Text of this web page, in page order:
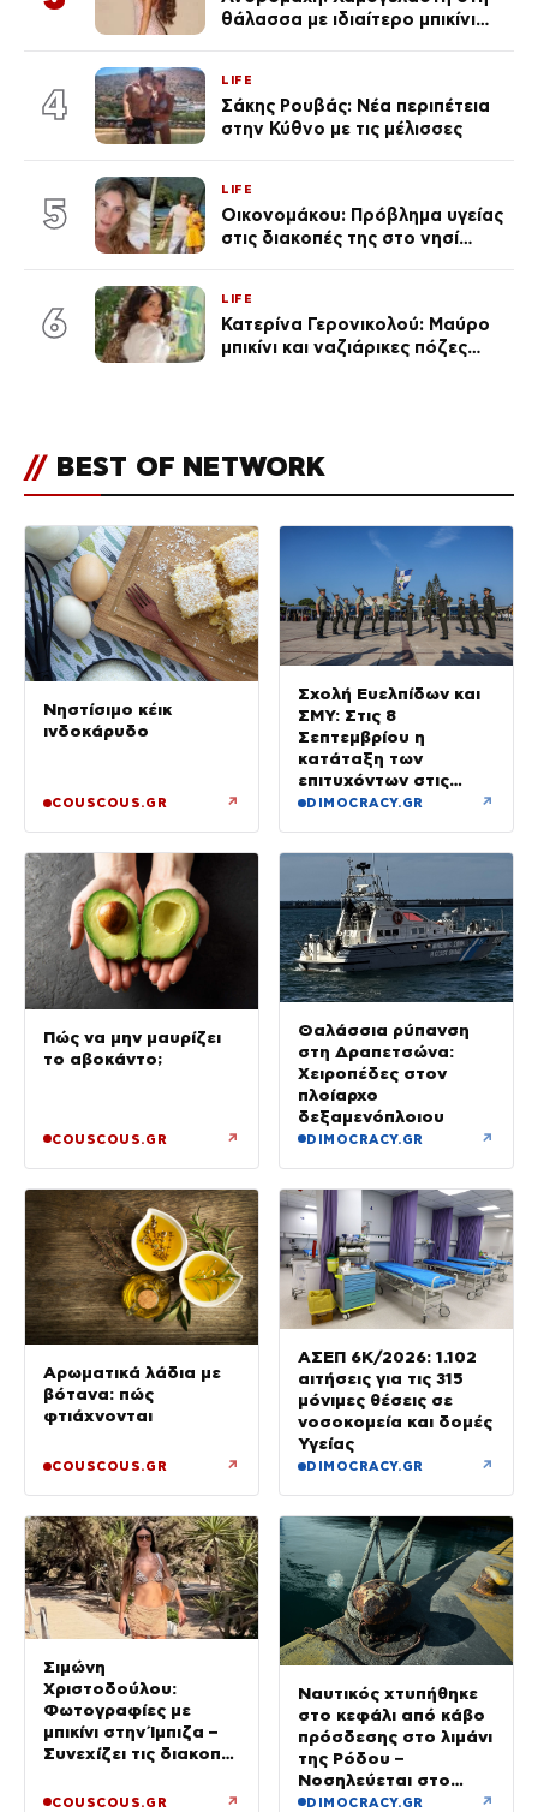
θάλασσα με ιδιαίτερο μπικίνι
4
LIFE
Σάκης Ρουβάς: Νέα περιπέτεια
στην Κύθνο με τις μέλισσες
5
LIFE
Οικονομάκου: Πρόβλημα υγείας
στις διακοπές της στο νησί
6
LIFE
Κατερίνα Γερονικολού: Μαύρο
μπικίνι και ναζιάρικες πόζες
// BEST OF NETWORK
Νηστίσιμο κέικ
ινδοκάρυδο
COUSCOUS.GR ↗
Σχολή Ευελπίδων και
ΣΜΥ: Στις 8
Σεπτεμβρίου η
κατάταξη των
επιτυχόντων στις
Στρατιωτικές Σχολές
DIMOCRACY.GR ↗
Πώς να μην μαυρίζει
το αβοκάντο;
COUSCOUS.GR ↗
Θαλάσσια ρύπανση
στη Δραπετσώνα:
Χειροπέδες στον
πλοίαρχο
δεξαμενόπλοιου
DIMOCRACY.GR ↗
Αρωματικά λάδια με
βότανα: πώς
φτιάχνονται
COUSCOUS.GR ↗
ΑΣΕΠ 6Κ/2026: 1.102
αιτήσεις για τις 315
μόνιμες θέσεις σε
νοσοκομεία και δομές
Υγείας
DIMOCRACY.GR ↗
Σιμώνη
Χριστοδούλου:
Φωτογραφίες με
μπικίνι στην Ίμπιζα –
Συνεχίζει τις διακοπές
της, Αντρέα Γεωργίου
COUSCOUS.GR ↗
Ναυτικός χτυπήθηκε
στο κεφάλι από κάβο
πρόσδεσης στο λιμάνι
της Ρόδου –
Νοσηλεύεται στο
νοσοκομείο
DIMOCRACY.GR ↗